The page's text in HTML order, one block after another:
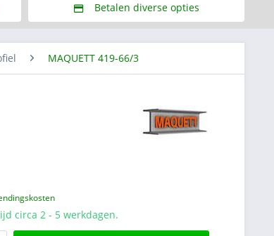
Betalen diverse opties
MAQUETT 419-66/3
circa 2 - 5 werkdagen.